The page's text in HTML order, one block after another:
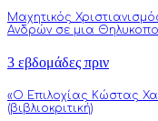
Μαχητικός
Ανδρών σε μια
3 εβδομάδες πριν
«Ο Επιλοχίας Κώστας
(βιβλιοκριτική)